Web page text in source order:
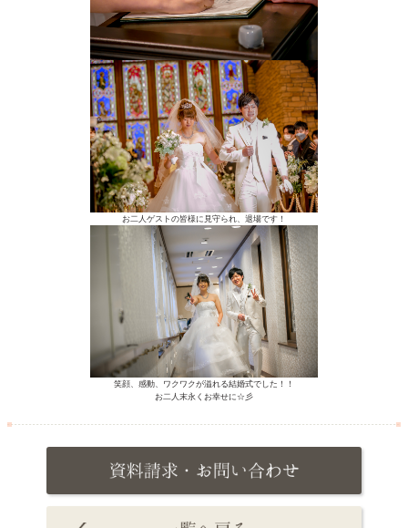
お二人ゲストの皆様に見守られ、退場です！
笑顔、感動、ワクワクが溢れる結婚式でした！！
お二人末永くお幸せに☆彡